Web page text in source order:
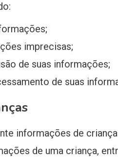
imprecisas;
de suas informações;
de suas
informações de
de uma criança,